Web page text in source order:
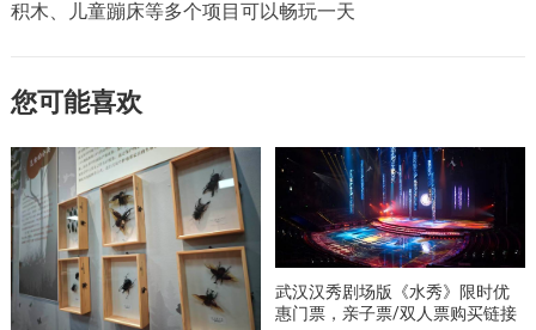
积木、儿童蹦床等多个项目可以畅玩一天
您可能喜欢
武汉汉秀剧场版《水秀》限时优
惠门票，亲子票/双人票购买链接